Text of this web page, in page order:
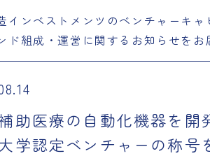
インベストメンツのベンチャーキ
ド組成・運営に関するお知らせを
助医療の自動化機器を
学認定ベンチャーの称号